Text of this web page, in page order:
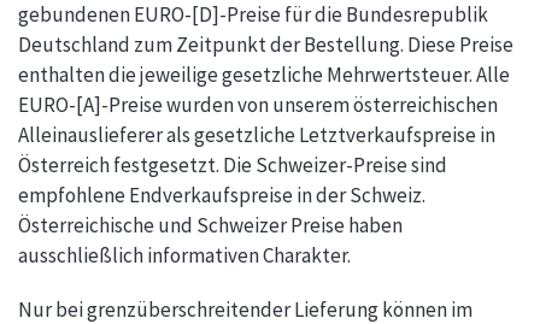
gebundenen EURO-[D]-Preise für die Bundesrepublik
Deutschland zum Zeitpunkt der Bestellung. Diese Preise
enthalten die jeweilige gesetzliche Mehrwertsteuer. Alle
EURO-[A]-Preise wurden von unserem österreichischen
Alleinauslieferer als gesetzliche Letztverkaufspreise in
Österreich festgesetzt. Die Schweizer-Preise sind
empfohlene Endverkaufspreise in der Schweiz.
Österreichische und Schweizer Preise haben
ausschließlich informativen Charakter.
Nur bei grenzüberschreitender Lieferung können im